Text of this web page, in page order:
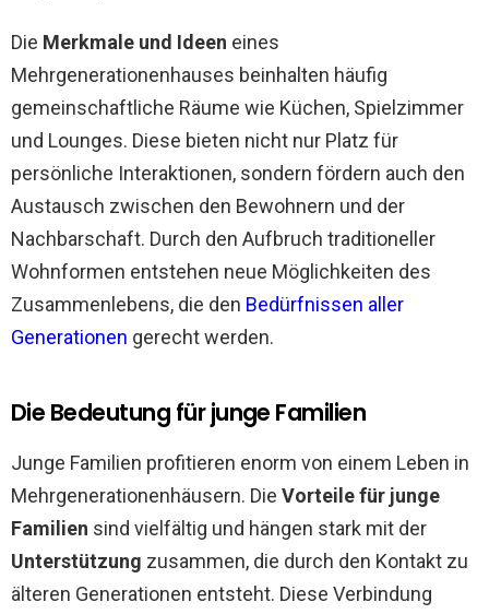
Die Merkmale und Ideen eines
Mehrgenerationenhauses beinhalten häufig
gemeinschaftliche Räume wie Küchen, Spielzimmer
und Lounges. Diese bieten nicht nur Platz für
persönliche Interaktionen, sondern fördern auch den
Austausch zwischen den Bewohnern und der
Nachbarschaft. Durch den Aufbruch traditioneller
Wohnformen entstehen neue Möglichkeiten des
Zusammenlebens, die den Bedürfnissen aller
Generationen gerecht werden.
Die Bedeutung für junge Familien
Junge Familien profitieren enorm von einem Leben in
Mehrgenerationenhäusern. Die Vorteile für junge
Familien sind vielfältig und hängen stark mit der
Unterstützung zusammen, die durch den Kontakt zu
älteren Generationen entsteht. Diese Verbindung